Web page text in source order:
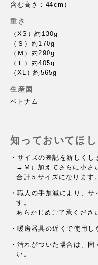
含む高さ：44cm）
重さ
（XS）約130g
（Ｓ）約170g
（Ｍ）約290g
（Ｌ）約405g
（XL）約565g
生産国
ベトナム
知っておいてほし
・サイズの表記を新しく
→Ｍ） 加えてさらに小さ
合計５サイズになります。
・職人の手加減により、
す。
あらかじめご了承くださ
・暖房器具の近くで使用し
・汚れがついた場合は、
い。